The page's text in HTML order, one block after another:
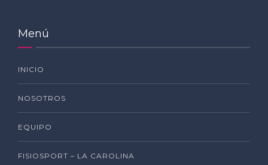
Menú
INICIO
NOSOTROS
EQUIPO
FISIOSPORT – LA CAROLINA